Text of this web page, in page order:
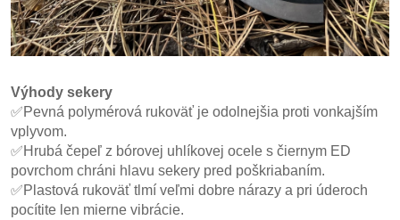
Výhody sekery
✅Pevná polymérová rukoväť je odolnejšia proti vonkajším
vplyvom.
✅Hrubá čepeľ z bórovej uhlíkovej ocele s čiernym ED
povrchom chráni hlavu sekery pred poškriabaním.
✅Plastová rukoväť tlmí veľmi dobre nárazy a pri úderoch
pocítite len mierne vibrácie.